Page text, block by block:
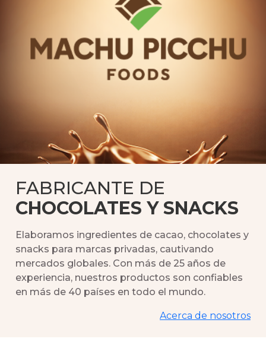
Asóciate con Machu Picchu Foods para obtener
soluciones personalizadas y de alta calidad en
chocolate, desde fabricación de marca privada
hasta pedidos a granel adaptados a tus
Marca PrivadaVenta a granel
FABRICANTE DE
CHOCOLATES Y SNACKS
Elaboramos ingredientes de cacao, chocolates y
snacks para marcas privadas, cautivando
mercados globales. Con más de 25 años de
experiencia, nuestros productos son confiables
en más de 40 países en todo el mundo.
Acerca de nosotros